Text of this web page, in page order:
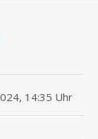
14:35 Uhr